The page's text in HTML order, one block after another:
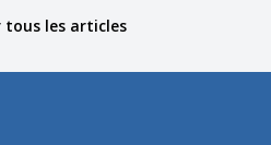
tous les articles